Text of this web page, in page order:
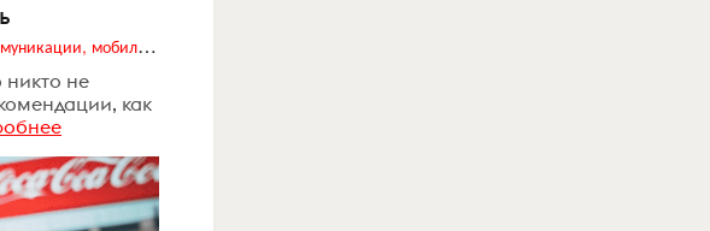
Digital (web-дизайн, интернет-реклама и продвижение, интернет-сообщества и блоги, интернет-коммуникации, мобильный маркетинг, реклама на цифровых экранах)
не
как